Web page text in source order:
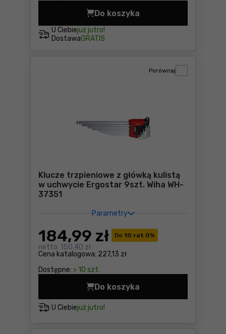
U Ciebiejuż jutro!
DostawaGRATIS
Do koszyka
Szczypce automatyczne do
Klucze trzpieniowe z główką kulistą
w uchwycie Ergostar 9szt. Wiha WH-
37351
Parametry
Do 10 rat 0%
Cena katalogowa: 227,13 zł
184,99 zł
netto: 150,40 zł
Dostępne: > 10 szt.
Porównaj
U Ciebiejuż jutro!
Do koszyka
Klucze trzpieniowe z